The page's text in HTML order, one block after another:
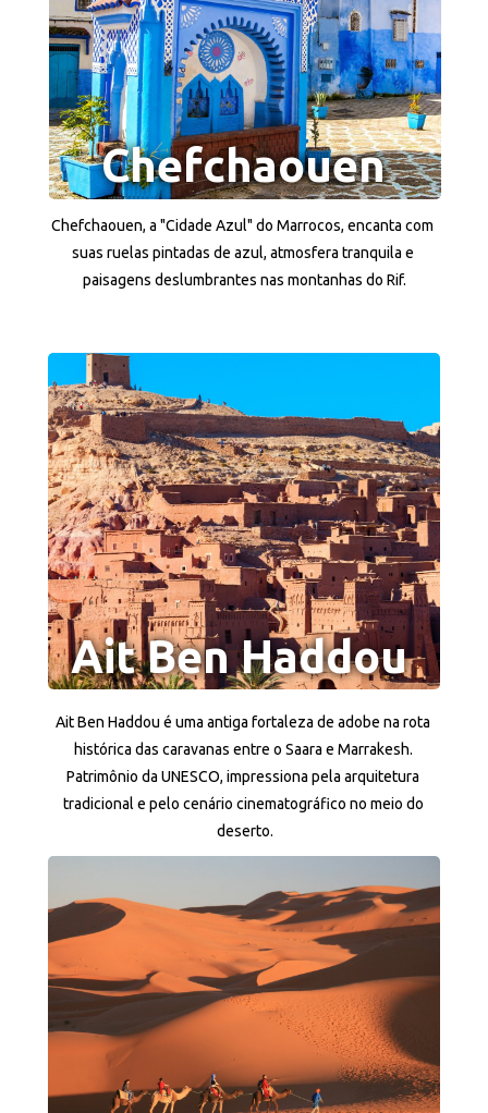
Chefchaouen
Chefchaouen, a "Cidade Azul" do Marrocos, encanta com
suas ruelas pintadas de azul, atmosfera tranquila e
paisagens deslumbrantes nas montanhas do Rif.
Ait Ben Haddou
Ait Ben Haddou é uma antiga fortaleza de adobe na rota
histórica das caravanas entre o Saara e Marrakesh.
Patrimônio da UNESCO, impressiona pela arquitetura
tradicional e pelo cenário cinematográfico no meio do
deserto.